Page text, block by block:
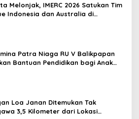
Melonjak, IMERC 2026 Satukan Tim
Indonesia dan Australia di
Patra Niaga RU V Balikpapan
Bantuan Pendidikan bagi Anak
Loa Janan Ditemukan Tak
3,5 Kilometer dari Lokasi